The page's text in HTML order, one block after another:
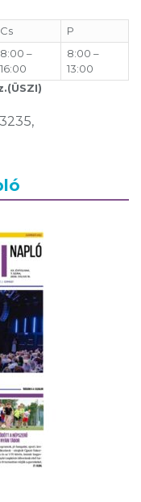
Cs
P
8:00 –
16:00
8:00 –
13:00